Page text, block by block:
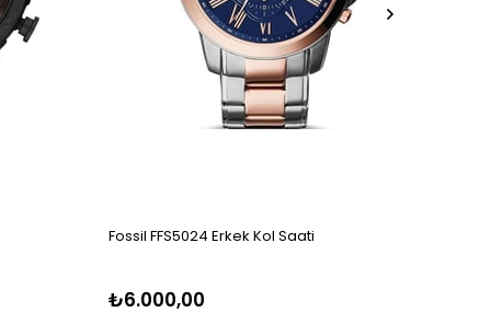
Fossil FFS5024 Erkek Kol Saati
₺6.000,00